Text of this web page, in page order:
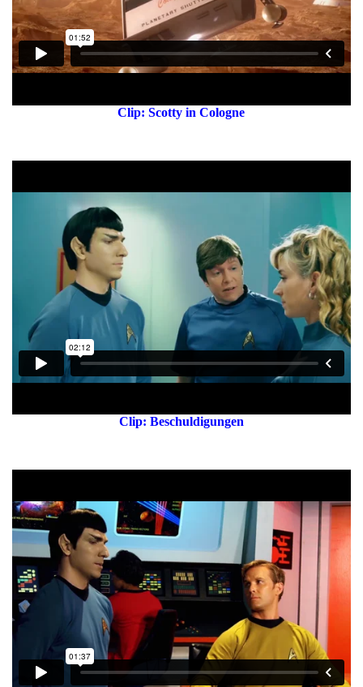
Clip: Scotty in Cologne
Clip: Beschuldigungen